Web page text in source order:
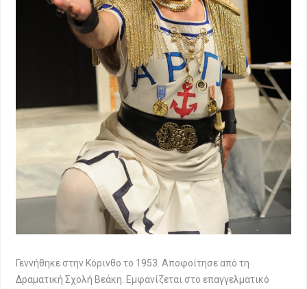
Γεννήθηκε στην Κόρινθο το 1953. Αποφοίτησε από τη
Δραματική Σχολή Βεάκη. Εμφανίζεται στο επαγγελματικό